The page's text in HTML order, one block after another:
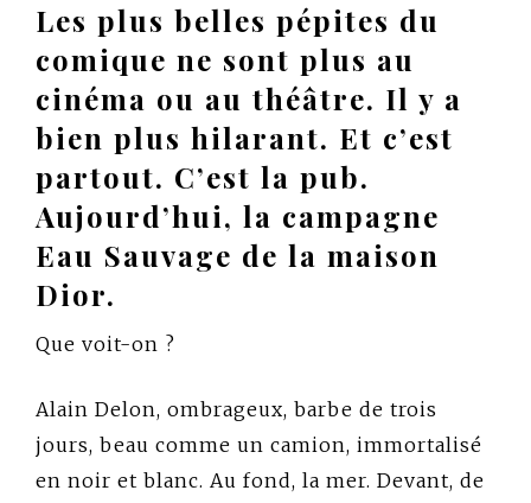
Les plus belles pépites du
comique ne sont plus au
cinéma ou au théâtre. Il y a
bien plus hilarant. Et c’est
partout. C’est la pub.
Aujourd’hui, la campagne
Eau Sauvage de la maison
Dior.
Que voit-on ?
Alain Delon, ombrageux, barbe de trois
jours, beau comme un camion, immortalisé
en noir et blanc. Au fond, la mer. Devant, de